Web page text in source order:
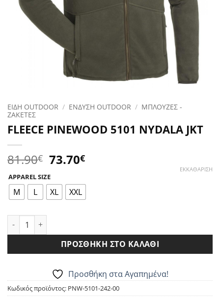
ΕΙΔΗ OUTDOOR / ΕΝΔΥΣΗ OUTDOOR / ΜΠΛΟΥΖΕΣ -
ΖΑΚΕΤΕΣ
FLEECE PINEWOOD 5101 NYDALA JKT
81.90€ Original
price
was:
81.90€.
73.70€Η
τιμή
APPAREL SIZE
M L XL XXL
ΕΚΚΑΘΆΡΙΣΗ
FLEECE PINEWOOD 5101 NYDALA JKT ποσότητα
ΠΡΟΣΘΉΚΗ ΣΤΟ ΚΑΛΆΘΙ
Προσθήκη στα Αγαπημένα!
Κωδικός προϊόντος: PNW-5101-242-00